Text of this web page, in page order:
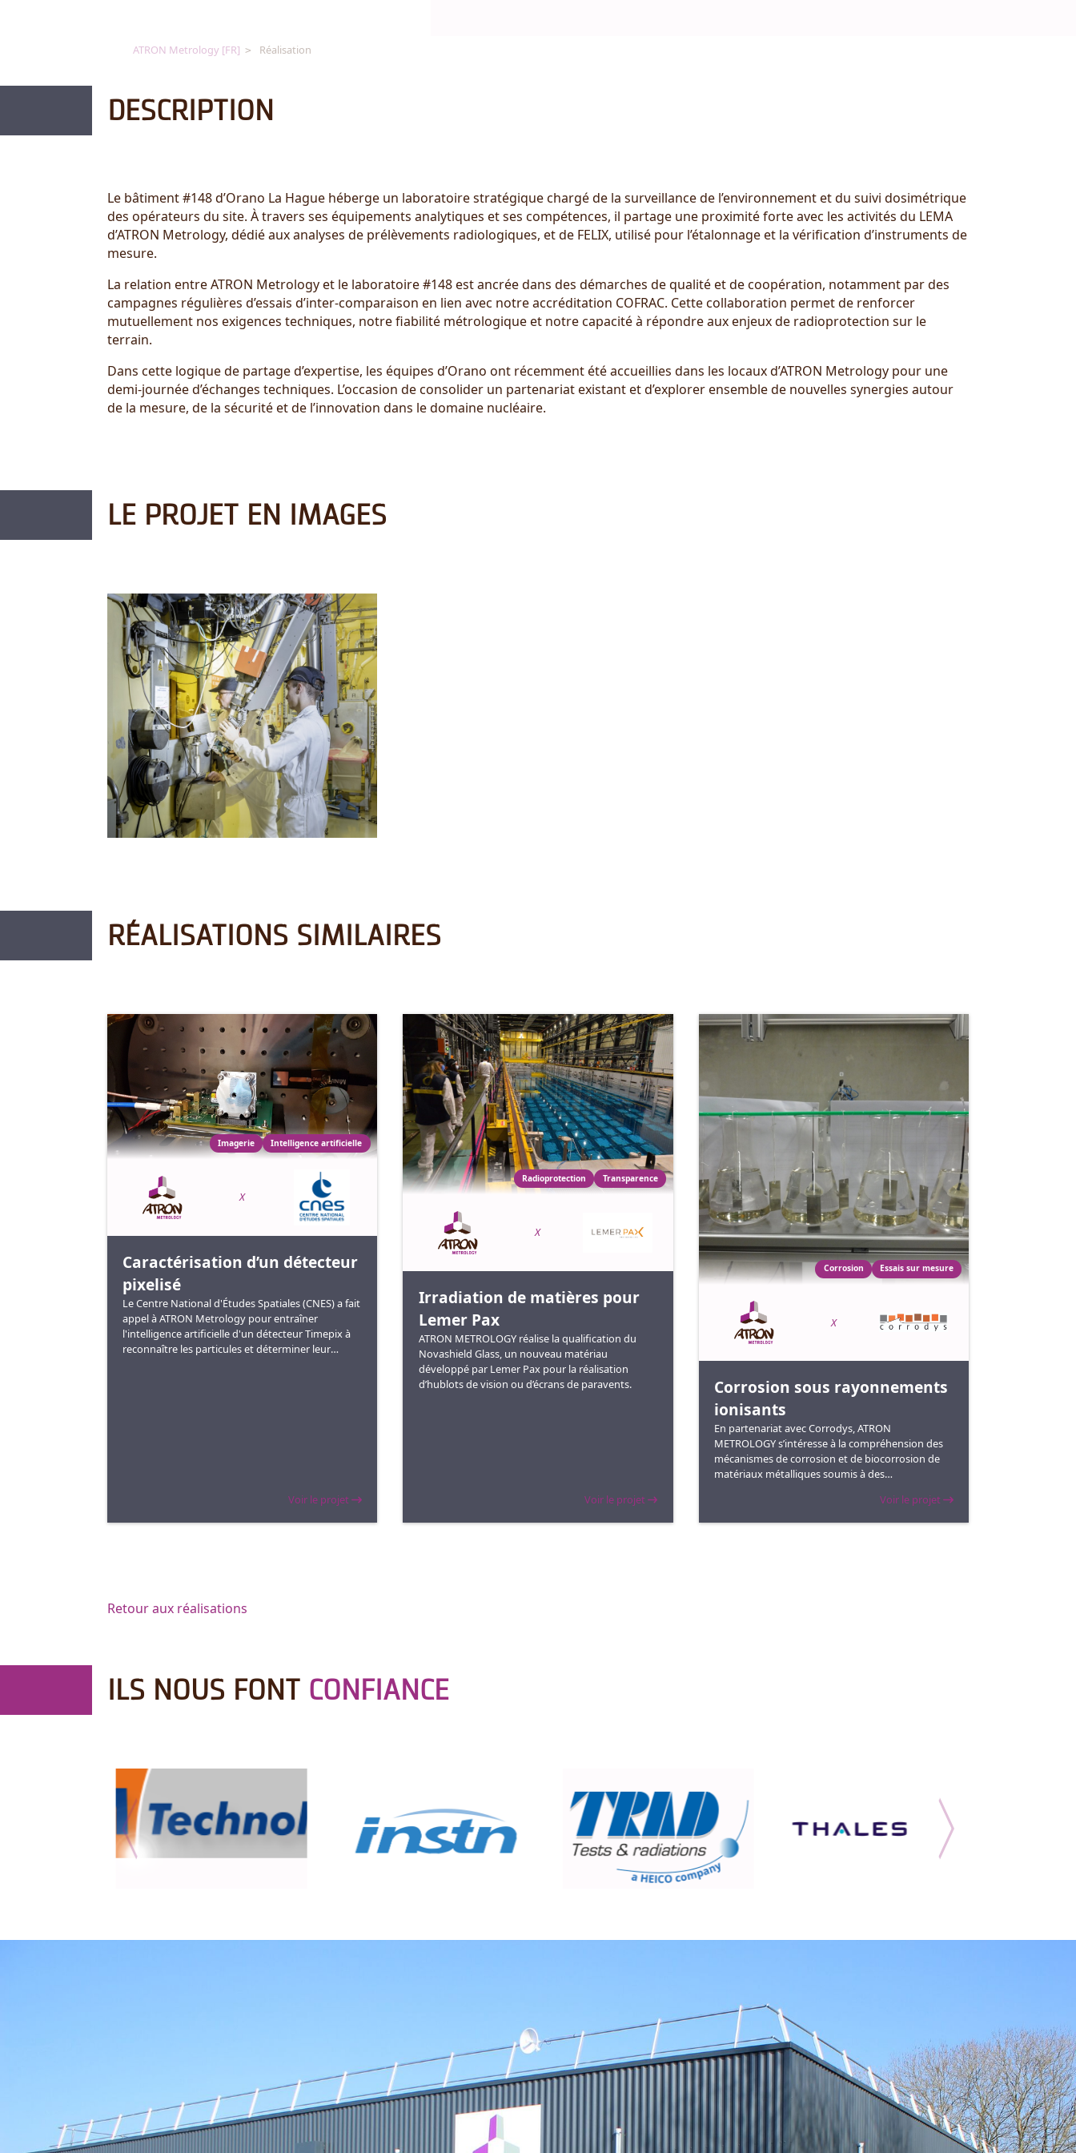
ATRON Metrology [FR] Réalisation
DESCRIPTION
Le bâtiment #148 d’Orano La Hague héberge un laboratoire stratégique chargé de la surveillance de l’environnement et du suivi dosimétrique
des opérateurs du site. À travers ses équipements analytiques et ses compétences, il partage une proximité forte avec les activités du LEMA
d’ATRON Metrology, dédié aux analyses de prélèvements radiologiques, et de FELIX, utilisé pour l’étalonnage et la vérification d’instruments de
mesure.
La relation entre ATRON Metrology et le laboratoire #148 est ancrée dans des démarches de qualité et de coopération, notamment par des
campagnes régulières d’essais d’inter-comparaison en lien avec notre accréditation COFRAC. Cette collaboration permet de renforcer
mutuellement nos exigences techniques, notre fiabilité métrologique et notre capacité à répondre aux enjeux de radioprotection sur le
terrain.
Dans cette logique de partage d’expertise, les équipes d’Orano ont récemment été accueillies dans les locaux d’ATRON Metrology pour une
demi-journée d’échanges techniques. L’occasion de consolider un partenariat existant et d’explorer ensemble de nouvelles synergies autour
de la mesure, de la sécurité et de l’innovation dans le domaine nucléaire.
LE PROJET EN IMAGES
RÉALISATIONS SIMILAIRES
Imagerie Intelligence artificielle
X
Caractérisation d’un détecteur
pixelisé
Le Centre National d'Études Spatiales (CNES) a fait
appel à ATRON Metrology pour entraîner
l'intelligence artificielle d'un détecteur Timepix à
reconnaître les particules et déterminer leur
Voir le projet
Radioprotection Transparence
X
Irradiation de matières pour
Lemer Pax
ATRON METROLOGY réalise la qualification du
Novashield Glass, un nouveau matériau
développé par Lemer Pax pour la réalisation
d’hublots de vision ou d’écrans de paravents.
Voir le projet
Corrosion Essais sur mesure
X
Corrosion sous rayonnements
ionisants
En partenariat avec Corrodys, ATRON
METROLOGY s’intéresse à la compréhension des
mécanismes de corrosion et de biocorrosion de
matériaux métalliques soumis à des
Voir le projet
Retour aux réalisations
ILS NOUS FONT CONFIANCE